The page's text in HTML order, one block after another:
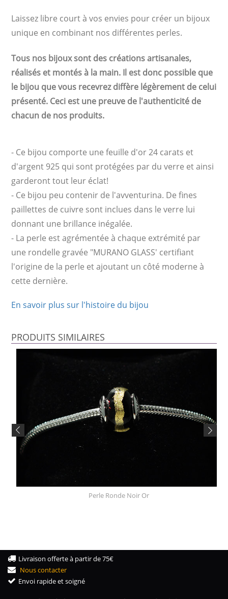
Laissez libre court à vos envies pour créer un bijoux
unique en combinant nos différentes perles.
Tous nos bijoux sont des créations artisanales,
réalisés et montés à la main. Il est donc possible que
le bijou que vous recevrez diffère légèrement de celui
présenté. Ceci est une preuve de l'authenticité de
chacun de nos produits.
- Ce bijou comporte une feuille d'or 24 carats et
d'argent 925 qui sont protégées par du verre et ainsi
garderont tout leur éclat!
- Ce bijou peu contenir de l'avventurina. De fines
paillettes de cuivre sont inclues dans le verre lui
donnant une brillance inégalée.
- La perle est agrémentée à chaque extrémité par
une rondelle gravée "MURANO GLASS' certifiant
l'origine de la perle et ajoutant un côté moderne à
cette dernière.
En savoir plus sur l'histoire du bijou
PRODUITS SIMILAIRES
Perle Ronde Noir Or
Livraison offerte à partir de 75€
Nous contacter
Envoi rapide et soigné